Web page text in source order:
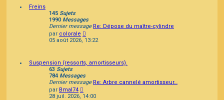
Freins
145 Sujets
1990Messages
Dernier message Re: Dépose du maître-cylindre
par colorale
le
05 août 2026, 13:22
Suspension (ressorts, amortisseurs).
63 Sujets
784 Messages
Dernier message Re: Arbre cannelé amortisseur…
par Bmal74
le
28 juil. 2026, 14:00